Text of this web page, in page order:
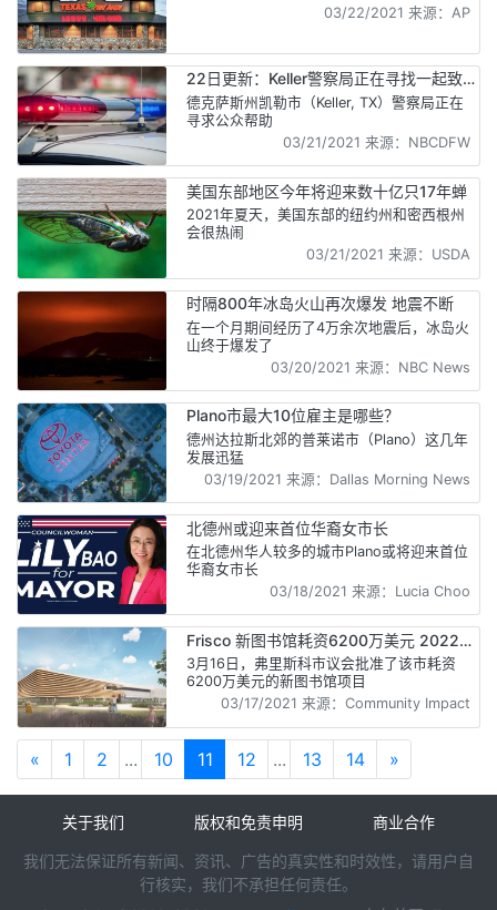
03/22/2021 来源：AP
22日更新：Keller警察局正在寻找一起致
死 hit-and-run 肇事司机 受害者为华人
德克萨斯州凯勒市（Keller, TX）警察局正在
寻求公众帮助
03/21/2021 来源：NBCDFW
美国东部地区今年将迎来数十亿只17年蝉
2021年夏天，美国东部的纽约州和密西根州
会很热闹
03/21/2021 来源：USDA
时隔800年冰岛火山再次爆发 地震不断
在一个月期间经历了4万余次地震后，冰岛火
山终于爆发了
03/20/2021 来源：NBC News
Plano市最大10位雇主是哪些？
德州达拉斯北郊的普莱诺市（Plano）这几年
发展迅猛
03/19/2021 来源：Dallas Morning News
北德州或迎来首位华裔女市长
在北德州华人较多的城市Plano或将迎来首位
华裔女市长
03/18/2021 来源：Lucia Choo
Frisco 新图书馆耗资6200万美元 2022年
完工
3月16日，弗里斯科市议会批准了该市耗资
6200万美元的新图书馆项目
03/17/2021 来源：Community Impact
« 1 2 ... 10 11 12 ... 13 14 »
关于我们 版权和免责申明 商业合作
我们无法保证所有新闻、资讯、广告的真实性和时效性，请用户自
行核实，我们不承担任何责任。